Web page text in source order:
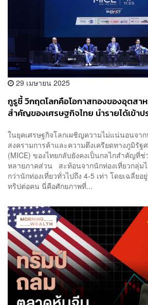
29 เมษายน 2025
กูรูชี้ วิกฤตโลกคือโอกาสทองของอุตสา
สำคัญของเศรษฐกิจไทย นำรายได้เข้าป
ในยุคเศรษฐกิจโลกเผชิญความไม่แน่นอนจาก
สงครามการค้าและความตึงเครียดทางภูมิรั
(MICE) ของไทยกลับยังคงเป็นกลไกสำคัญที่ช่
หลายภาคส่วน สะท้อนจากนักท่องเที่ยวกลุ่ม
กว่านักท่องเที่ยวทั่วไปถึง 4-5 เท่า โดยเฉลี่ย
ทริปต่อคน นี่คือศักยภาพที่...